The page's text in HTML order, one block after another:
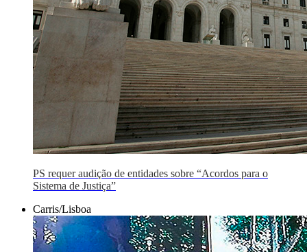
PS requer audição de entidades sobre “Acordos para o
Sistema de Justiça”
Carris/Lisboa